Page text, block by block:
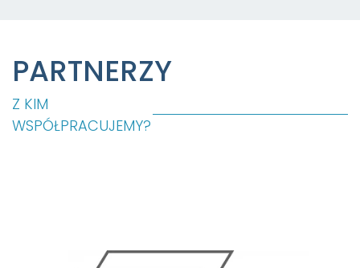
PARTNERZY
Z KIM
WSPÓŁPRACUJEMY?